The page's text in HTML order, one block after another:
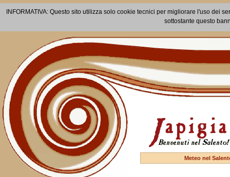
INFORMATIVA: Questo sito utilizza solo cookie tecnici per migliorare l'uso dei
sottostante questo
Meteo nel